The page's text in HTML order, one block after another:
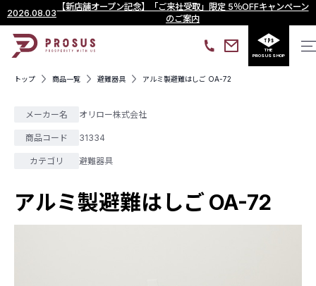
2026.08.03
【新店舗オープン記念】「ご来社受取」限定 5％OFFキャンペーン
のご案内
THE
PROSUS SHOP
トップ 商品一覧 避難器具 アルミ製避難はしご OA-72
メーカー名 オリロー株式会社
商品コード 31334
カテゴリ 避難器具
アルミ製避難はしご OA-72